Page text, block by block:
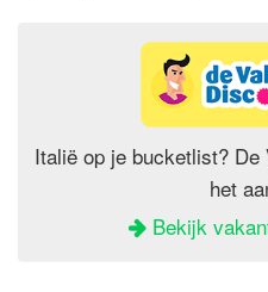
Italië op je bucketlist?
het
Bekijk